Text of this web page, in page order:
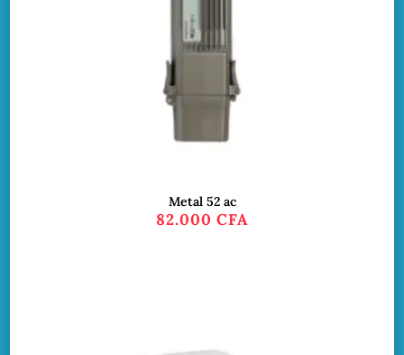
Metal 52 ac
82.000 CFA